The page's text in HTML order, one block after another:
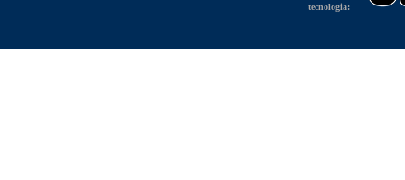
tecnologia: